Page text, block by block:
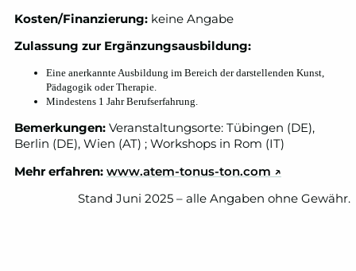
Kosten/Finanzierung: keine Angabe
Zulassung zur Ergänzungsausbildung:
Eine anerkannte Ausbildung im Bereich der darstellenden Kunst,
Pädagogik oder Therapie.
Mindestens 1 Jahr Berufserfahrung.
Bemerkungen: Veranstaltungsorte: Tübingen (DE),
Berlin (DE), Wien (AT) ; Workshops in Rom (IT)
Mehr erfahren: www.atem-tonus-ton.com ↗
Stand Juni 2025 – alle Angaben ohne Gewähr.